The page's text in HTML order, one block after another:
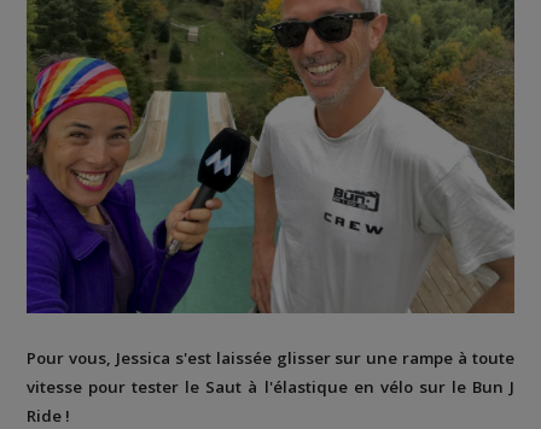
Pour vous, Jessica s'est laissée glisser sur une rampe à toute
vitesse pour tester le Saut à l'élastique en vélo sur le Bun J
Ride !